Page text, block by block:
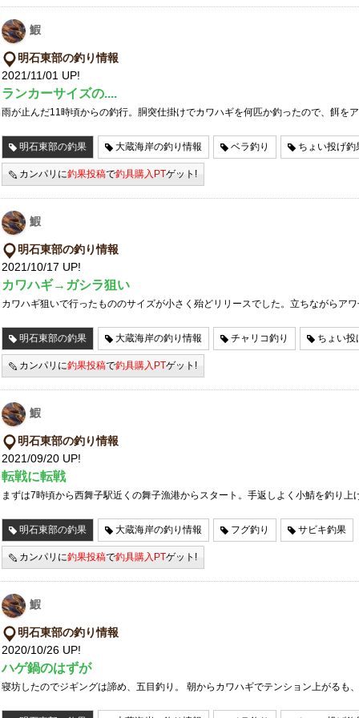
鰕
明石東部の釣り情報
2021/11/01 UP!
ランカーサイズの....
雨が止んだ11時頃からの釣行。胴突仕掛けでカワハギを何匹か釣ったので、餌を
明石東部の釣果 大蔵海岸の釣り情報 ベラ釣り ちょい投げ釣
カンパリに釣果投稿で釣具購入PTゲット!
鰕
明石東部の釣り情報
2021/10/17 UP!
カワハギ→ガシラ狙い
カワハギ狙いで行ったもののサイズが小さく殆どリリースでした。立ちながらア
明石東部の釣果 大蔵海岸の釣り情報 チャリコ釣り ちょい投
カンパリに釣果投稿で釣具購入PTゲット!
鰕
明石東部の釣り情報
2021/09/20 UP!
転戦に転戦
まずは7時頃から西舞子駅近くの舞子漁港からスタート。手返しよく小鯖を釣り
明石東部の釣果 大蔵海岸の釣り情報 フグ釣り サビキ釣果
カンパリに釣果投稿で釣具購入PTゲット!
鰕
明石東部の釣り情報
2020/10/26 UP!
ハゲ鍋のはずが
寝坊したのでジギングは諦め、五目釣り。 朝からカワハギでテンション上がるも